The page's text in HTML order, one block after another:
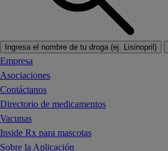
Ingresa el nombre de tu droga (ej. Lisinopril)
Empresa
Asociaciones
Contáctanos
Directorio de medicamentos
Vacunas
Inside Rx para mascotas
Sobre la Aplicación